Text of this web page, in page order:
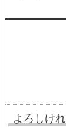
よろしけ